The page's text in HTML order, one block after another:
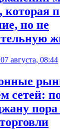
которая
но не
07 августа, 08:44
сетей: